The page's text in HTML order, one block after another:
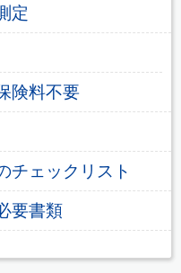
定
険料不要
チェックリスト
要書類